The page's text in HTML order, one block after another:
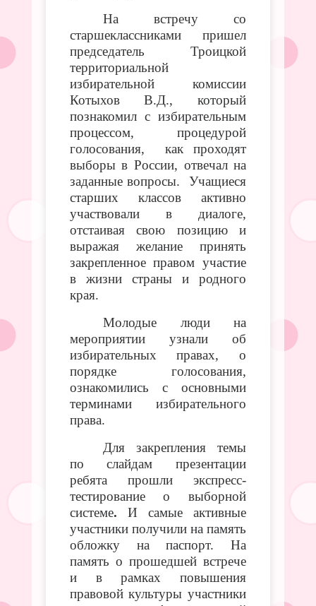
На встречу со
старшеклассниками пришел
председатель Троицкой
территориальной
избирательной комиссии
Котыхов В.Д., который
познакомил с избирательным
процессом, процедурой
голосования, как проходят
выборы в России, отвечал на
заданные вопросы. Учащиеся
старших классов активно
участвовали в диалоге,
отстаивая свою позицию и
выражая желание принять
закрепленное правом участие
в жизни страны и родного
края.
Молодые люди на
мероприятии узнали об
избирательных правах, о
порядке голосования,
ознакомились с основными
терминами избирательного
права.
Для закрепления темы
по слайдам презентации
ребята прошли экспресс-
тестирование о выборной
системе. И самые активные
участники получили на память
обложку на паспорт. На
память о прошедшей встрече
и в рамках повышения
правовой культуры участники